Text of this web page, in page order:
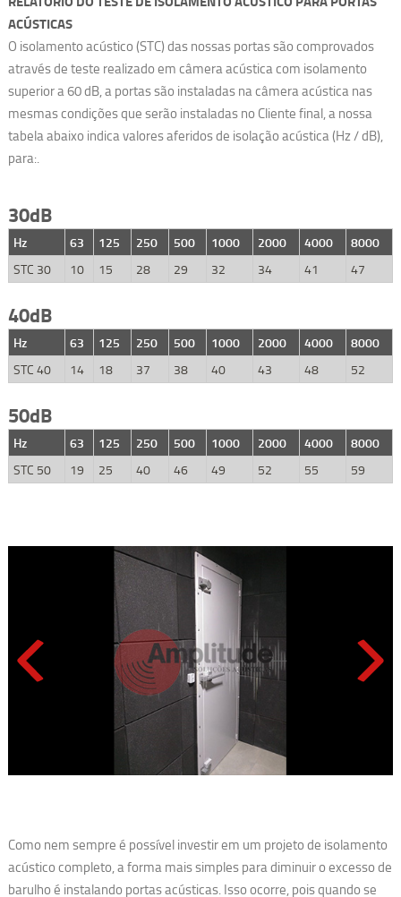
ACÚSTICAS
O isolamento acústico (STC) das nossas portas são comprovados
através de teste realizado em câmera acústica com isolamento
superior a 60 dB, a portas são instaladas na câmera acústica nas
mesmas condições que serão instaladas no Cliente final, a nossa
tabela abaixo indica valores aferidos de isolação acústica (Hz / dB),
para:.
30dB
Hz 63 125 250 500 1000 2000 4000
8000
STC 30
10 15 28 29 32 34 41 47
40dB
Hz 63 125 250 500 1000 2000 4000
8000
STC 40
14 18 37 38 40 43 48 52
50dB
Hz 63 125 250 500 1000 2000 4000
8000
STC 50
19 25 40 46 49 52 55 59
Como nem sempre é possível investir em um projeto de isolamento
acústico completo, a forma mais simples para diminuir o excesso de
barulho é instalando portas acústicas. Isso ocorre, pois quando se